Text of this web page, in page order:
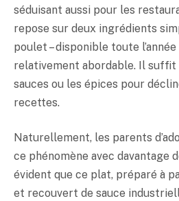
séduisant aussi pour les
repose sur deux ingrédients
poulet – disponible toute
relativement abordable. Il suffit
sauces ou les épices pour
recettes.
Naturellement, les parents
ce phénomène avec davantage
évident que ce plat, préparé à
et recouvert de sauce